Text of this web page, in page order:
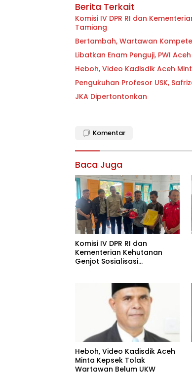
Berita Terkait
Komisi IV DPR RI dan
Tamiang
Bertambah, Wartawan
Libatkan Enam Penguji, PWI
Heboh, Video Kadisdik Aceh
Pengukuhan Profesor USK,
JKA Dipertontonkan
Komentar
Baca Juga
Komisi IV DPR RI dan
Kementerian Kehutanan
Genjot Sosialisasi
Heboh, Video Kadisdik Aceh
Minta Kepsek Tolak
Wartawan Belum UKW